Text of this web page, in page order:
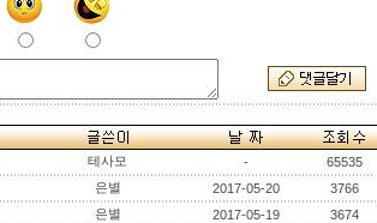
테사모 -
65535
은별 2017-05-20
3766
은별 2017-05-19
3674